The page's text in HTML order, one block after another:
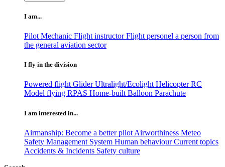
I am...
Pilot Mechanic Flight instructorFlight personel a person from
the general aviation sector
I fly in the division
Powered flightGliderUltralight/EcolightHelicopterRC
Model flying RPAS Home-builtBalloon Parachute
I am interested in...
Airmanship: Become a better pilot Airworthiness Meteo
Safety Management System Human behaviourCurrent topics
Accidents & Incidents Safety culture